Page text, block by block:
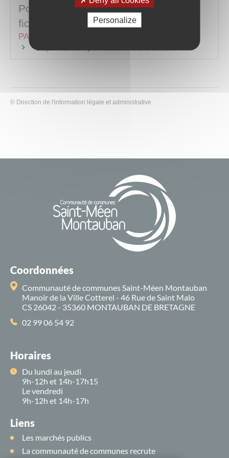
Pour toute explication, consulter les
fiches pratiques :
PARTICULIERS
© Direction de l'information légale et administrative
Coordonnées
Communauté de communes Saint-Méen Montauban
Manoir de la Ville Cotterel - 46 Rue de Saint Malo
CS 26042 - 35360 MONTAUBAN DE BRETAGNE
02 99 06 54 92
Horaires
Du lundi au jeudi
9h-12h et 14h-17h15
Le vendredi
9h-12h et 14h-17h
Liens
Les marchés publics
La communauté de communes recrute
Personalize